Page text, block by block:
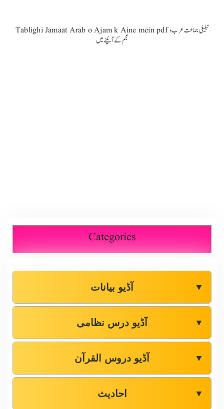
Tablighi Jamaat Arab o Ajam k Aine mein pdf تبلیغی جماعت عرب و
عجم کے آئینے میں
Categories
آڈیو بیانات ▼
آڈیو درس نظامی ▼
آڈیو دروس القرآن ▼
احادیث ▼